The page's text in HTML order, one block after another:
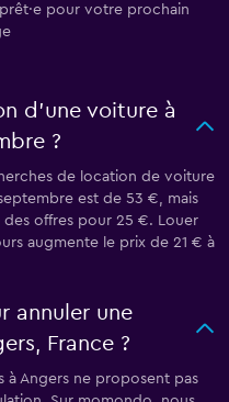
pour votre prochain
d’une voiture à
?
de location de voiture
est de 53 €, mais
des offres pour 25 €. Louer
augmente le prix de 21 € à
annuler une
France ?
à Angers ne proposent pas